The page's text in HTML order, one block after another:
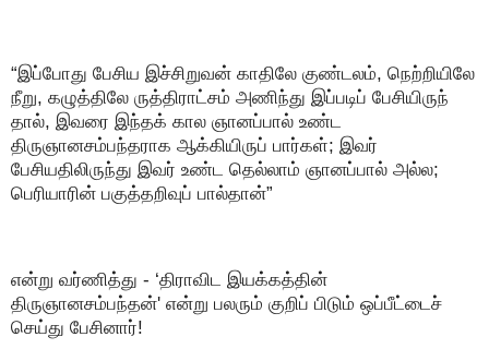
“இப்போது பேசிய இச்சிறுவன் காதிலே குண்டலம், நெற்றியிலே
நீறு, கழுத்திலே ருத்திராட்சம் அணிந்து இப்படிப் பேசியிருந்
தால், இவரை இந்தக் கால ஞானப்பால் உண்ட
திருஞானசம்பந்தராக ஆக்கியிருப் பார்கள்; இவர்
பேசியதிலிருந்து இவர் உண்ட தெல்லாம் ஞானப்பால் அல்ல;
பெரியாரின் பகுத்தறிவுப் பால்தான்”
என்று வர்ணித்து - ‘திராவிட இயக்கத்தின்
திருஞானசம்பந்தன்' என்று பலரும் குறிப் பிடும் ஒப்பீட்டைச்
செய்து பேசினார்!